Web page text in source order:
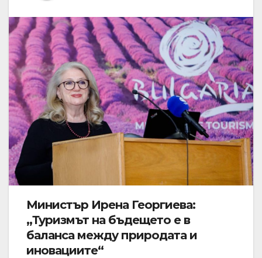
Министър Ирена Георгиева:
„Туризмът на бъдещето е в
баланса между природата и
иновациите“